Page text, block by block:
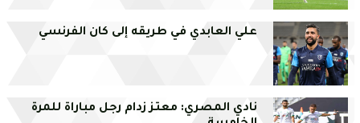
علي العابدي في طريقه إلى كان الفرنسي
نادي المصري: معتز زدام رجل مباراة للمرة